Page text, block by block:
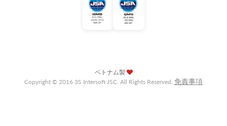
ベトナム製
Copyright © 2016 3S Intersoft JSC. All Rights Reserved. 免責事項